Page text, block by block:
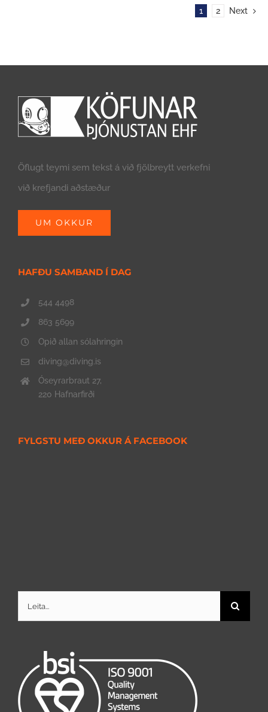
1 2 Next
Öflugt teymi sem tekst á við fjölbreytt verkefni
við krefjandi aðstæður
UM OKKUR
HAFÐU SAMBAND Í DAG
544 4498
863 5699
Opið allan sólahringin
diving@diving.is
Óseyrarbraut 27,
220 Hafnarfirði
FYLGSTU MEÐ OKKUR Á FACEBOOK
Search
for: